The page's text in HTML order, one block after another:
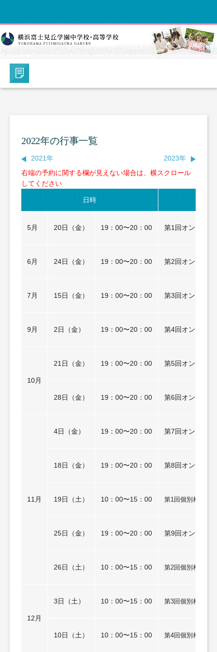
2022年の行事一覧
2021年
2023年
右端の予約に関する欄が見えない場合は、横スクロール
してください
日時
5月 20日（金） 19：00〜20：00 第1回オンライ
6月 24日（金） 19：00〜20：00 第2回オンライ
7月 15日（金） 19：00〜20：00 第3回オンライ
9月 2日（金） 19：00〜20：00 第4回オンライ
10月
21日（金） 19：00〜20：00 第5回オンライ
28日（金） 19：00〜20：00 第6回オンライ
11月
4日（金） 19：00〜20：00 第7回オンライ
18日（金） 19：00〜20：00 第8回オンライ
19日（土） 10：00〜15：00 第1回個別相談会
25日（金） 19：00〜20：00 第9回オンライ
26日（土） 10：00〜15：00 第2回個別相談会
12月
3日（土） 10：00〜15：00 第3回個別相談会
10日（土） 10：00〜15：00 第4回個別相談会